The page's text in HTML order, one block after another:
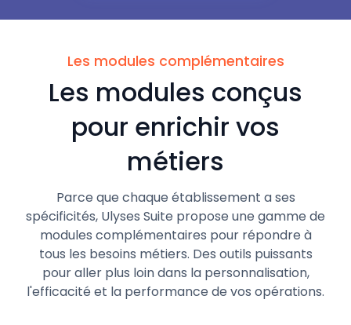
Les modules complémentaires
Les modules conçus
pour enrichir vos
métiers
Parce que chaque établissement a ses
spécificités, Ulyses Suite propose une gamme de
modules complémentaires pour répondre à
tous les besoins métiers. Des outils puissants
pour aller plus loin dans la personnalisation,
l'efficacité et la performance de vos opérations.